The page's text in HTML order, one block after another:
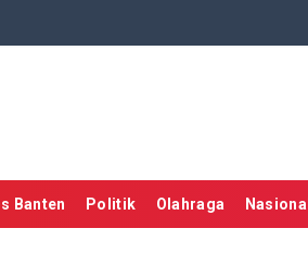
Banten Politik Olahraga Nasional